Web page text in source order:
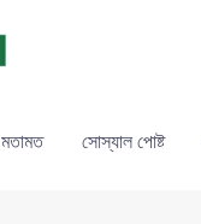
মতামত সোস্যাল পোষ্ট